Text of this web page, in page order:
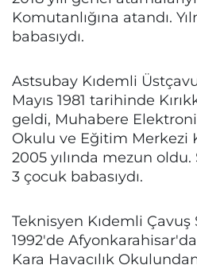
Komutanlığına atandı.
babasıydı.
Astsubay Kıdemli
Mayıs 1981 tarihinde
geldi, Muhabere
Okulu ve Eğitim Merkezi
2005 yılında mezun
3 çocuk babasıydı.
Teknisyen Kıdemli
1992'de Afyonkarahisar'da
Kara Havacılık